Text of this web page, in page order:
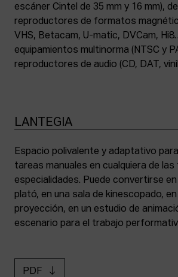
escáner Cintel de 35 mm y 16 mm), de
reproductores de formatos
VHS, Betacam, U-matic, DVCam,
equipamientos multinorma (NTSC y
reproductores de audio (CD, DAT,
LANTEGIA
Espacio polivalente y adaptativo
tareas manuales en cualquiera de las
especialidades. Puede convertirse en
plató, en una sala de kinescopado,
proyección, en un estudio de
escenario para el trabajo
PDF